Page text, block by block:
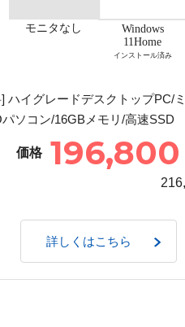
モニタなし
Windows
11Home
インストール済み
ハイグレードデスクトップPC/
ソコン/16GBメモリ/高速SSD
価格 196,800
詳しくはこちら